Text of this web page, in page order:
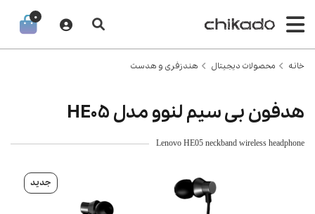
0
خانه محصولات دیجیتال هندزفری و هدست
هدفون بی سیم لنوو مدل HE05
Lenovo HE05 neckband wireless headphone
جدید